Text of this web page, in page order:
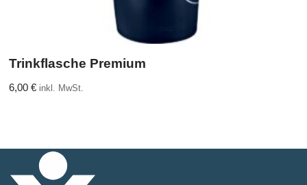
Trinkflasche Premium
6,00 € inkl. MwSt.